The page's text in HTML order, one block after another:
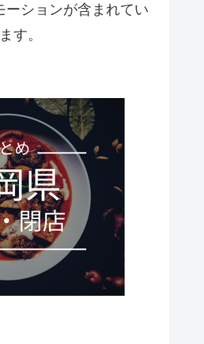
ーションが含まれてい
ます。